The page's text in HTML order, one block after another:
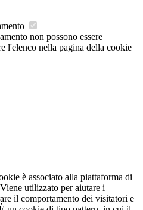
non possono essere
l'elenco nella pagina della cookie
è associato alla piattaforma di
utilizzato per aiutare i
il comportamento dei visitatori e